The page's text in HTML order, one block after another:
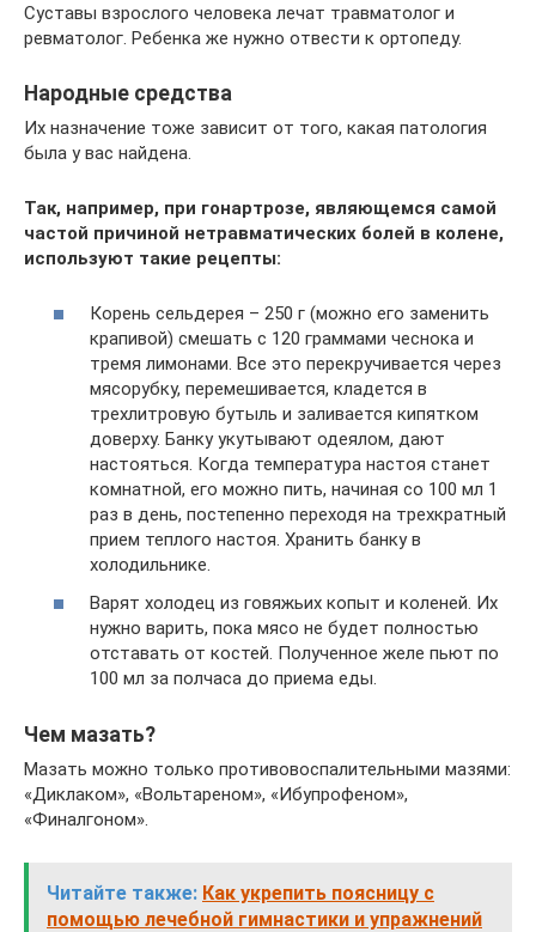
Суставы взрослого человека лечат травматолог и
ревматолог. Ребенка же нужно отвести к ортопеду.
Народные средства
Их назначение тоже зависит от того, какая патология
была у вас найдена.
Так, например, при гонартрозе, являющемся самой
частой причиной нетравматических болей в колене,
используют такие рецепты:
Корень сельдерея – 250 г (можно его заменить
крапивой) смешать с 120 граммами чеснока и
тремя лимонами. Все это перекручивается через
мясорубку, перемешивается, кладется в
трехлитровую бутыль и заливается кипятком
доверху. Банку укутывают одеялом, дают
настояться. Когда температура настоя станет
комнатной, его можно пить, начиная со 100 мл 1
раз в день, постепенно переходя на трехкратный
прием теплого настоя. Хранить банку в
холодильнике.
Варят холодец из говяжьих копыт и коленей. Их
нужно варить, пока мясо не будет полностью
отставать от костей. Полученное желе пьют по
100 мл за полчаса до приема еды.
Чем мазать?
Мазать можно только противовоспалительными мазями:
«Диклаком», «Вольтареном», «Ибупрофеном»,
«Финалгоном».
Читайте также: Как укрепить поясницу с
помощью лечебной гимнастики и упражнений